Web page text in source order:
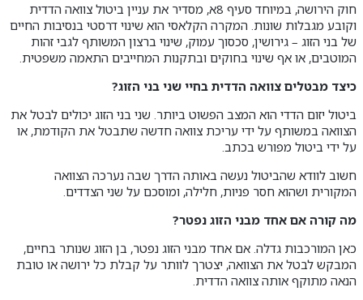
חוק הירושה, במיוחד סעיף 8א, מסדיר את עניין ביטול צוואה הדדית
וקובע מגבלות שונות. המקרה הקלאסי הוא שינוי דרסטי בנסיבות החיים
של בני הזוג – גירושין, סכסוך עמוק, שינוי ברצון המשותף לגבי זהות
המוטבים, או אף שינוי בחוקים ובתקנות המחייבים התאמה משפטית.
כיצד מבטלים צוואה הדדית בחיי שני בני הזוג?
ביטול יזום הדדי הוא המצב הפשוט ביותר. שני בני הזוג יכולים לבטל את
הצוואה במשותף על ידי עריכת צוואה חדשה שתבטל את הקודמת, או
על ידי ביטול מפורש בכתב.
חשוב לוודא שהביטול נעשה באותה הדרך שבה נערכה הצוואה
המקורית ושהוא חסר פניות, חלילה, ומוסכם על שני הצדדים.
מה קורה אם אחד מבני הזוג נפטר?
כאן המורכבות גדלה. אם אחד מבני הזוג נפטר, בן הזוג שנותר בחיים,
המבקש לבטל את הצוואה, יצטרך לוותר על קבלת כל ירושה או טובת
הנאה מתוקף אותה צוואה הדדית.